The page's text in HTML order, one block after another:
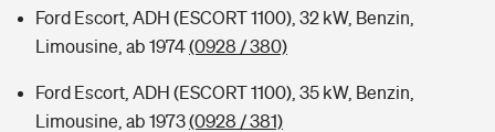
Ford Escort, ADH (ESCORT 1100), 32 kW, Benzin,
Limousine, ab 1974(0928 / 380)
Ford Escort, ADH (ESCORT 1100), 35 kW, Benzin,
Limousine, ab 1973(0928 / 381)